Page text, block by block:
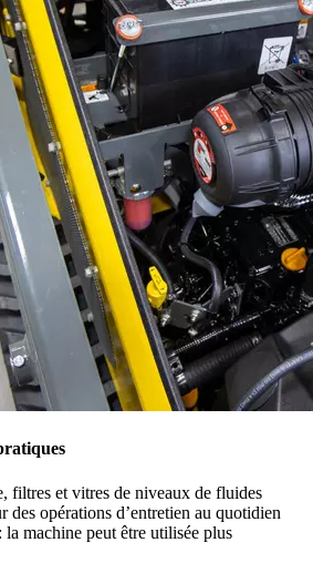
filtres et vitres de niveaux de fluides
des opérations d’entretien au quotidien
la machine peut être utilisée plus